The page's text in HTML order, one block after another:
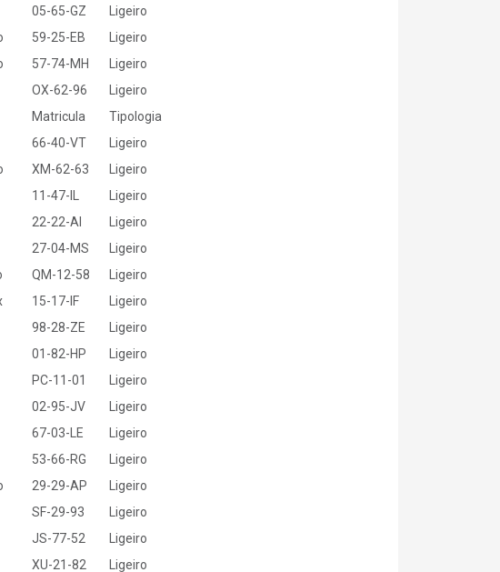
05-65-GZ
Ligeiro
59-25-EB
Ligeiro
57-74-MH
Ligeiro
OX-62-96
Ligeiro
Matricula
Tipologia
66-40-VT
Ligeiro
XM-62-63
Ligeiro
11-47-IL
Ligeiro
22-22-AI
Ligeiro
27-04-MS
Ligeiro
QM-12-58
Ligeiro
15-17-IF
Ligeiro
98-28-ZE
Ligeiro
01-82-HP
Ligeiro
PC-11-01
Ligeiro
02-95-JV
Ligeiro
67-03-LE
Ligeiro
53-66-RG
Ligeiro
29-29-AP
Ligeiro
SF-29-93
Ligeiro
JS-77-52
Ligeiro
XU-21-82
Ligeiro